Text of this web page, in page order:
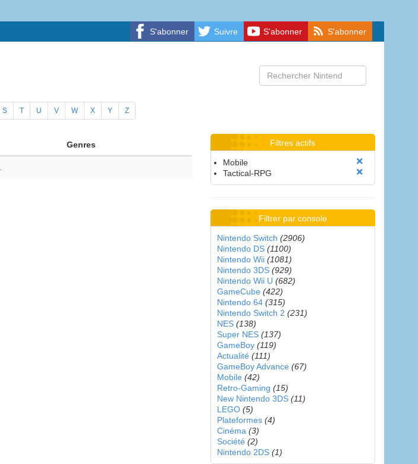
S'abonner Suivre S'abonner S'abonner
S T U V W X Y Z
Genres Filtres actifs
Mobile
Tactical-RPG
Filtrer par console
Nintendo Switch (2906)
Nintendo DS (1100)
Nintendo Wii (1081)
Nintendo 3DS (929)
Nintendo Wii U (682)
GameCube (422)
Nintendo 64 (315)
Nintendo Switch 2 (231)
NES (138)
Super NES (137)
GameBoy (119)
Actualité (111)
GameBoy Advance (67)
Mobile (42)
Retro-Gaming (15)
New Nintendo 3DS (11)
LEGO (5)
Plateformes (4)
Cinéma (3)
Société (2)
Nintendo 2DS (1)